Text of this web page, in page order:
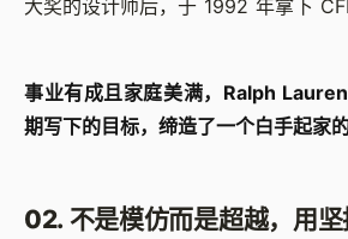
大奖的设计师后，于 1992 年拿下
事业有成且家庭美满，Ralph
期写下的目标，缔造了一个白手起家
02. 不是模仿而是超越，用